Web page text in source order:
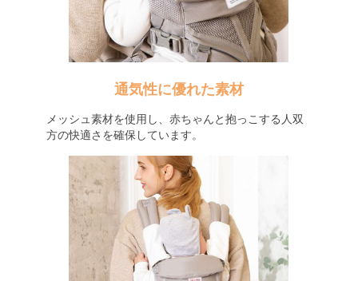
通気性に優れた素材
メッシュ素材を使用し、赤ちゃんと抱っこする人双
方の快適さを確保しています。